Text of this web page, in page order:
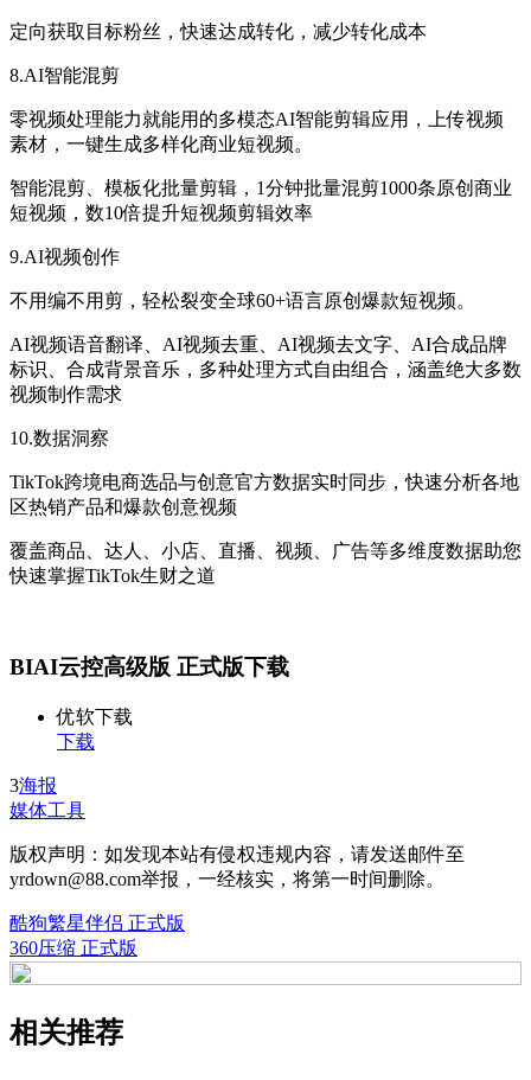
定向获取目标粉丝，快速达成转化，减少转化成本
8.AI智能混剪
零视频处理能力就能用的多模态AI智能剪辑应用，上传视频
素材，一键生成多样化商业短视频。
智能混剪、模板化批量剪辑，1分钟批量混剪1000条原创商业
短视频，数10倍提升短视频剪辑效率
9.AI视频创作
不用编不用剪，轻松裂变全球60+语言原创爆款短视频。
AI视频语音翻译、AI视频去重、AI视频去文字、AI合成品牌
标识、合成背景音乐，多种处理方式自由组合，涵盖绝大多数
视频制作需求
10.数据洞察
TikTok跨境电商选品与创意官方数据实时同步，快速分析各地
区热销产品和爆款创意视频
覆盖商品、达人、小店、直播、视频、广告等多维度数据助您
快速掌握TikTok生财之道
BIAI云控高级版 正式版下载
优软下载
下载
3海报
媒体工具
版权声明：如发现本站有侵权违规内容，请发送邮件至
yrdown@88.com举报，一经核实，将第一时间删除。
酷狗繁星伴侣 正式版
360压缩 正式版
相关推荐